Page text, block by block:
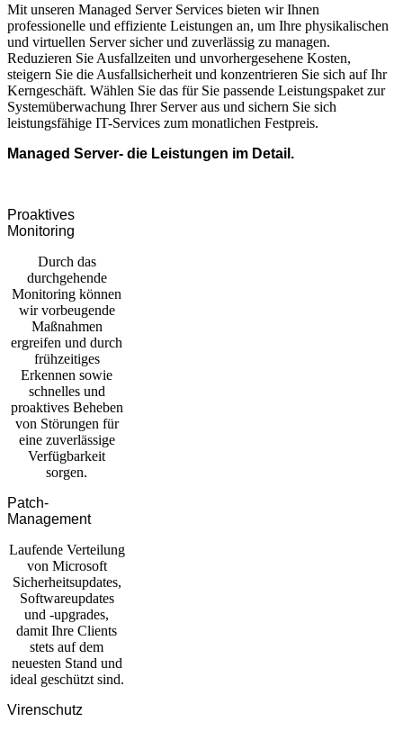
Mit unseren Managed Server Services bieten wir Ihnen
professionelle und effiziente Leistungen an, um Ihre physikalischen
und virtuellen Server sicher und zuverlässig zu managen.
Reduzieren Sie Ausfallzeiten und unvorhergesehene Kosten,
steigern Sie die Ausfallsicherheit und konzentrieren Sie sich auf Ihr
Kerngeschäft. Wählen Sie das für Sie passende Leistungspaket zur
Systemüberwachung Ihrer Server aus und sichern Sie sich
leistungsfähige IT-Services zum monatlichen Festpreis.
Managed Server- die Leistungen im Detail.
Proaktives
Monitoring
Durch das
durchgehende
Monitoring können
wir vorbeugende
Maßnahmen
ergreifen und durch
frühzeitiges
Erkennen sowie
schnelles und
proaktives Beheben
von Störungen für
eine zuverlässige
Verfügbarkeit
sorgen.
Patch-
Management
Laufende Verteilung
von Microsoft
Sicherheitsupdates,
Softwareupdates
und -upgrades,
damit Ihre Clients
stets auf dem
neuesten Stand und
ideal geschützt sind.
Virenschutz